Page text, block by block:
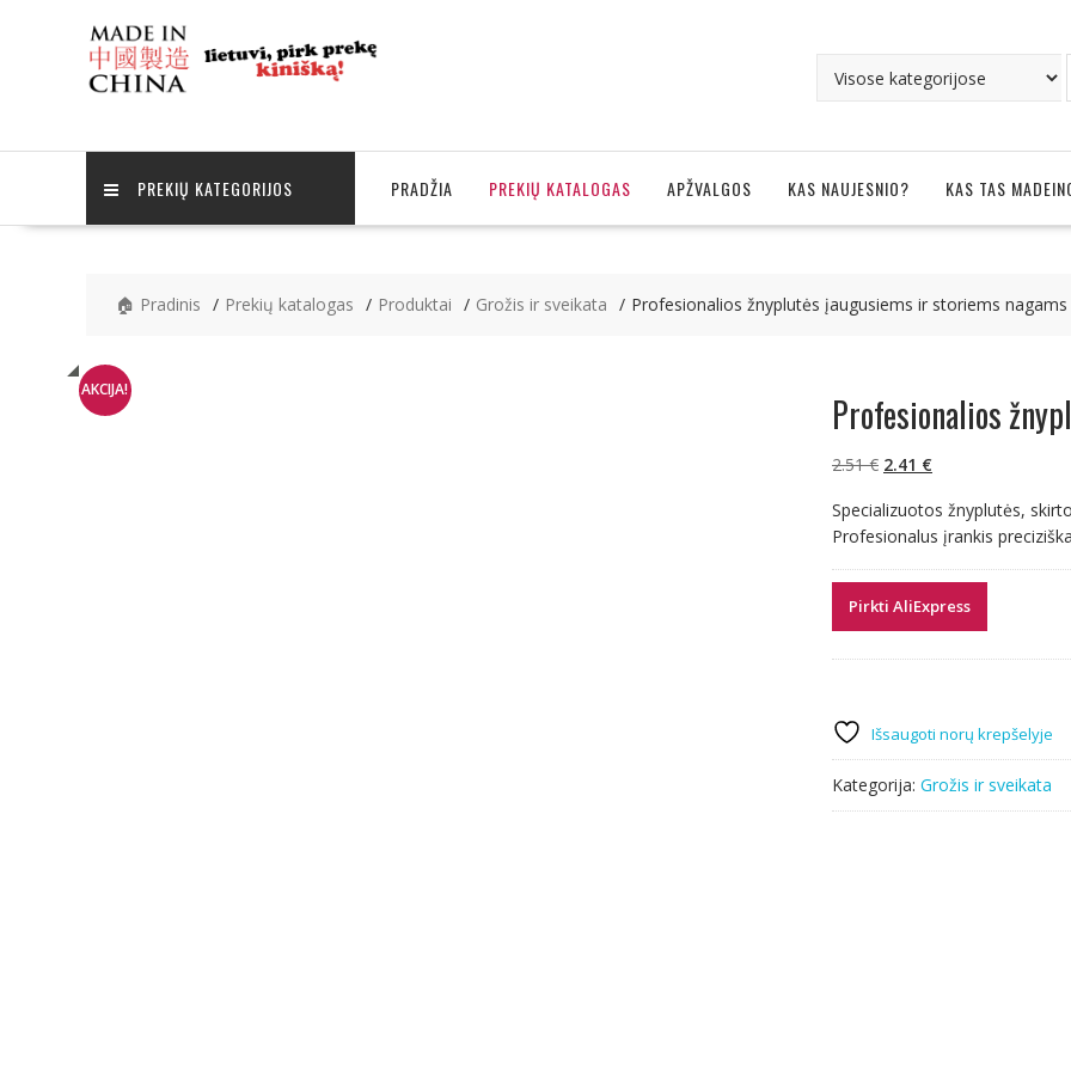
PREKIŲ KATEGORIJOS PRADŽIA PREKIŲ KATALOGAS APŽVALGOS KAS NAUJESNIO? KAS TAS
🏠 Pradinis Prekių katalogas Produktai Grožis ir sveikata Profesionalios žnyplutės įaugusiems ir storiems nagams
AKCIJA!
Profesionalios
2.51€ Original
was:
2.51 €.
2.41 €Current
is:
2.41 €.
Specializuotos žnyplutės,
Profesionalus įrankis
Pirkti AliExpress
Išsaugoti norų krepšelyje
Kategorija: Grožis ir sveikata